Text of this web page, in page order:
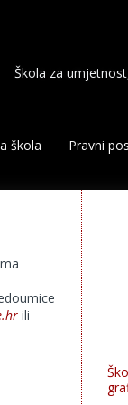
Škola za
škola Pravni
ili